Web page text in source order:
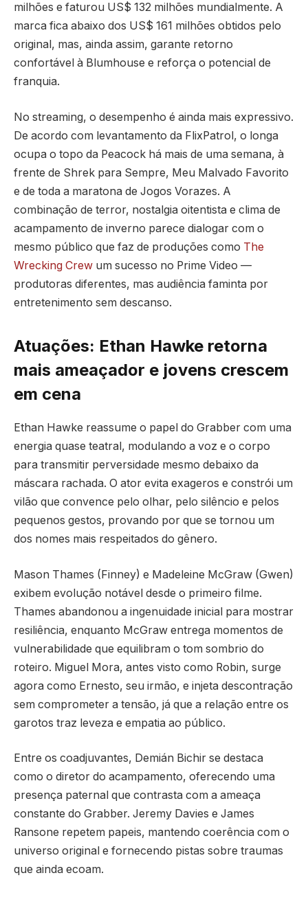
milhões e faturou US$ 132 milhões mundialmente. A
marca fica abaixo dos US$ 161 milhões obtidos pelo
original, mas, ainda assim, garante retorno
confortável à Blumhouse e reforça o potencial de
franquia.
No streaming, o desempenho é ainda mais expressivo.
De acordo com levantamento da FlixPatrol, o longa
ocupa o topo da Peacock há mais de uma semana, à
frente de Shrek para Sempre, Meu Malvado Favorito
e de toda a maratona de Jogos Vorazes. A
combinação de terror, nostalgia oitentista e clima de
acampamento de inverno parece dialogar com o
mesmo público que faz de produções como The
Wrecking Crew um sucesso no Prime Video —
produtoras diferentes, mas audiência faminta por
entretenimento sem descanso.
Atuações: Ethan Hawke retorna
mais ameaçador e jovens crescem
em cena
Ethan Hawke reassume o papel do Grabber com uma
energia quase teatral, modulando a voz e o corpo
para transmitir perversidade mesmo debaixo da
máscara rachada. O ator evita exageros e constrói um
vilão que convence pelo olhar, pelo silêncio e pelos
pequenos gestos, provando por que se tornou um
dos nomes mais respeitados do gênero.
Mason Thames (Finney) e Madeleine McGraw (Gwen)
exibem evolução notável desde o primeiro filme.
Thames abandonou a ingenuidade inicial para mostrar
resiliência, enquanto McGraw entrega momentos de
vulnerabilidade que equilibram o tom sombrio do
roteiro. Miguel Mora, antes visto como Robin, surge
agora como Ernesto, seu irmão, e injeta descontração
sem comprometer a tensão, já que a relação entre os
garotos traz leveza e empatia ao público.
Entre os coadjuvantes, Demián Bichir se destaca
como o diretor do acampamento, oferecendo uma
presença paternal que contrasta com a ameaça
constante do Grabber. Jeremy Davies e James
Ransone repetem papeis, mantendo coerência com o
universo original e fornecendo pistas sobre traumas
que ainda ecoam.